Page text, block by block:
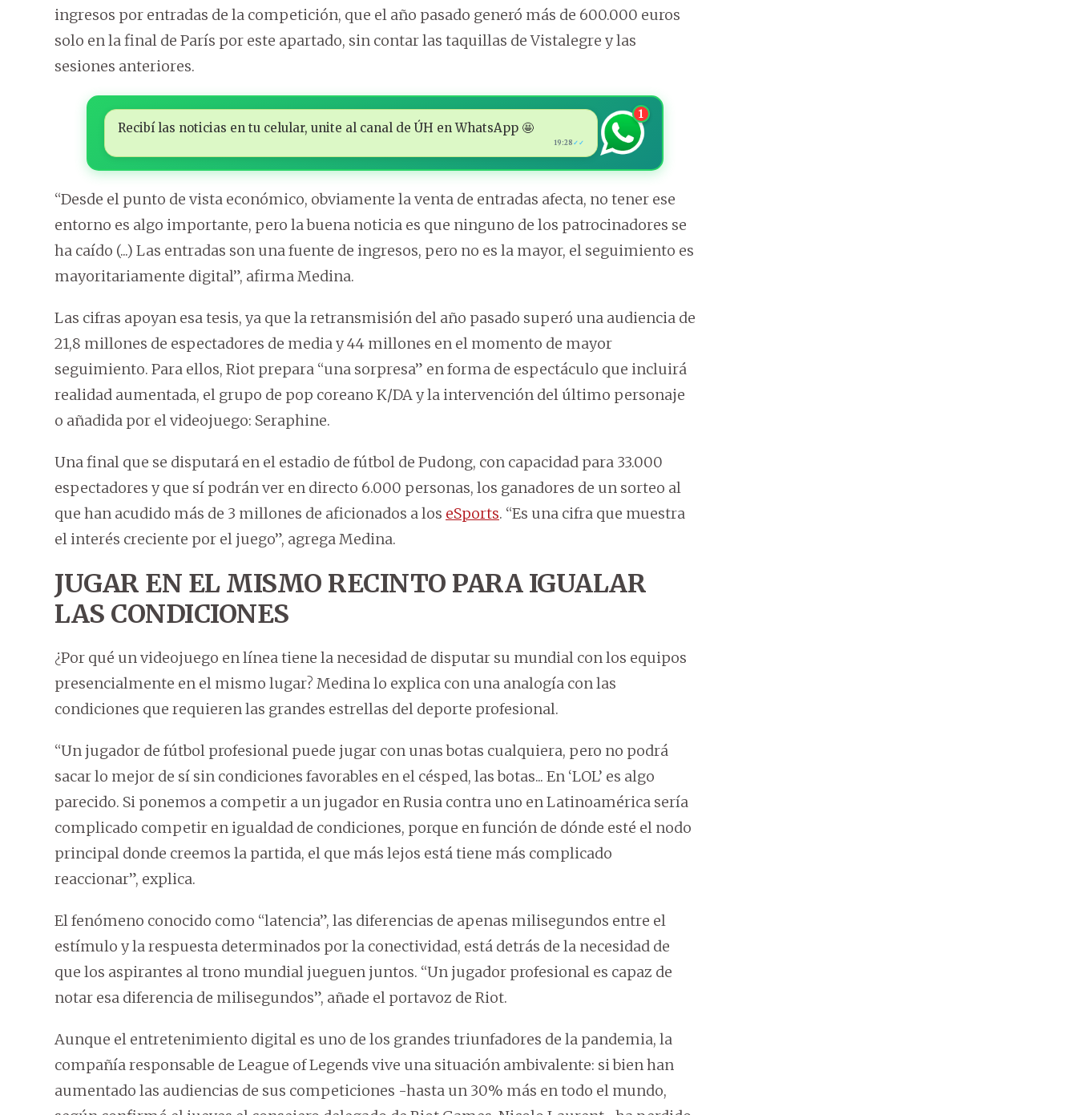
ingresos por entradas de la competición, que el año pasado generó más de 600.000 euros
solo en la final de París por este apartado, sin contar las taquillas de Vistalegre y las
sesiones anteriores.
Recibí las noticias en tu celular, unite al canal de ÚH en WhatsApp 🤩
19:28 ✓✓
1
“Desde el punto de vista económico, obviamente la venta de entradas afecta, no tener ese
entorno es algo importante, pero la buena noticia es que ninguno de los patrocinadores se
ha caído (...) Las entradas son una fuente de ingresos, pero no es la mayor, el seguimiento es
mayoritariamente digital”, afirma Medina.
Las cifras apoyan esa tesis, ya que la retransmisión del año pasado superó una audiencia de
21,8 millones de espectadores de media y 44 millones en el momento de mayor
seguimiento. Para ellos, Riot prepara “una sorpresa” en forma de espectáculo que incluirá
realidad aumentada, el grupo de pop coreano K/DA y la intervención del último personaje
o añadida por el videojuego: Seraphine.
Una final que se disputará en el estadio de fútbol de Pudong, con capacidad para 33.000
espectadores y que sí podrán ver en directo 6.000 personas, los ganadores de un sorteo al
que han acudido más de 3 millones de aficionados a los eSports. “Es una cifra que muestra
el interés creciente por el juego”, agrega Medina.
JUGAR EN EL MISMO RECINTO PARA IGUALAR
LAS CONDICIONES
¿Por qué un videojuego en línea tiene la necesidad de disputar su mundial con los equipos
presencialmente en el mismo lugar? Medina lo explica con una analogía con las
condiciones que requieren las grandes estrellas del deporte profesional.
“Un jugador de fútbol profesional puede jugar con unas botas cualquiera, pero no podrá
sacar lo mejor de sí sin condiciones favorables en el césped, las botas... En ‘LOL’ es algo
parecido. Si ponemos a competir a un jugador en Rusia contra uno en Latinoamérica sería
complicado competir en igualdad de condiciones, porque en función de dónde esté el nodo
principal donde creemos la partida, el que más lejos está tiene más complicado
reaccionar”, explica.
El fenómeno conocido como “latencia”, las diferencias de apenas milisegundos entre el
estímulo y la respuesta determinados por la conectividad, está detrás de la necesidad de
que los aspirantes al trono mundial jueguen juntos. “Un jugador profesional es capaz de
notar esa diferencia de milisegundos”, añade el portavoz de Riot.
Aunque el entretenimiento digital es uno de los grandes triunfadores de la pandemia, la
compañía responsable de League of Legends vive una situación ambivalente: si bien han
aumentado las audiencias de sus competiciones -hasta un 30% más en todo el mundo,